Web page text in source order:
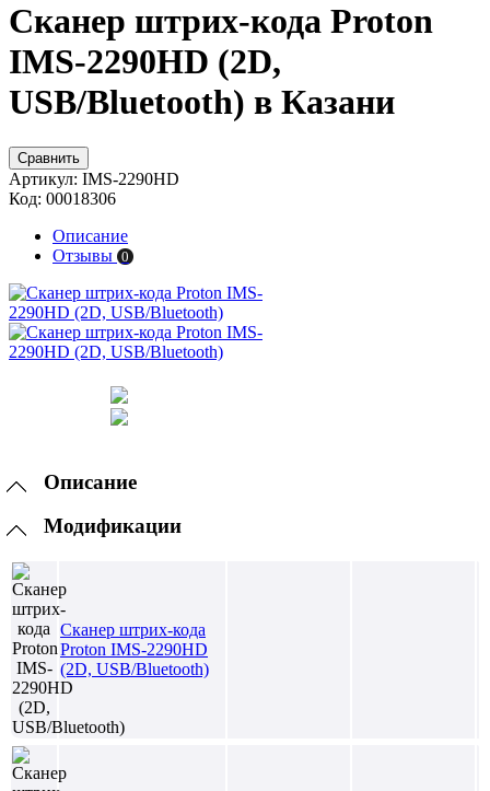
Сканер штрих-кода Proton
IMS-2290HD (2D,
USB/Bluetooth) в Казани
Сравнить
Артикул: IMS-2290HD
Код: 00018306
Описание
Отзывы 0
Описание
Модификации
Сканер штрих-кода
Proton IMS-2290HD
(2D, USB/Bluetooth)